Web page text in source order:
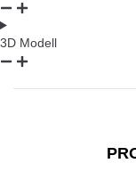
3D Modell